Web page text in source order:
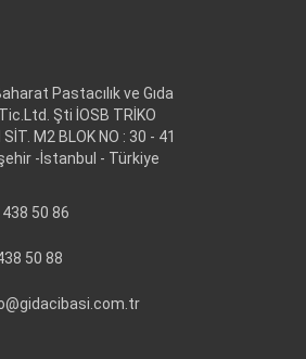
Pastacılık ve Gıda
Şti İOSB TRİKO
M2 BLOK NO : 30 - 41
-İstanbul - Türkiye
50 86
50 88